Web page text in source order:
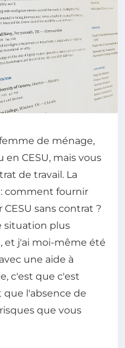
de ménage,
CESU, mais vous
de travail. La
comment fournir
sans contrat ?
situation plus
et j'ai moi-même été
une aide à
c'est que c'est
que l'absence de
que vous